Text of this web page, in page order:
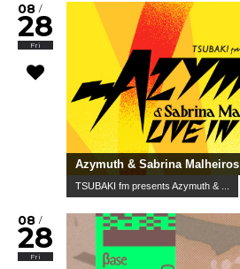
08 /
28
Fri
Azymuth & Sabrina Malheiros
TSUBAKI fm presents Azymuth & ...
08 /
28
Fri